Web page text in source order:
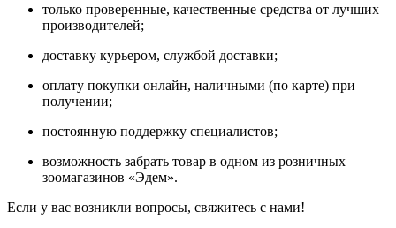
только проверенные, качественные средства от лучших
производителей;
доставку курьером, службой доставки;
оплату покупки онлайн, наличными (по карте) при
получении;
постоянную поддержку специалистов;
возможность забрать товар в одном из розничных
зоомагазинов «Эдем».
Если у вас возникли вопросы, свяжитесь с нами!